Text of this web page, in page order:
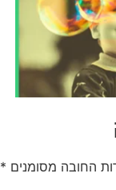
החובה מסומנים *